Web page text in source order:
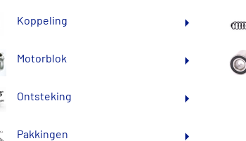
Koppeling
Motorblok
Ontsteking
Pakkingen